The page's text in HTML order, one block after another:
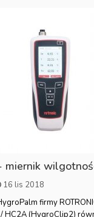
miernik
16 lis 2018
firmy
(HygroClip2)